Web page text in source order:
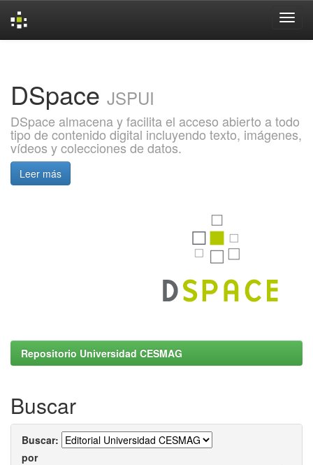
DSpace JSPUI
DSpace almacena y facilita el acceso abierto a todo
tipo de contenido digital incluyendo texto, imágenes,
vídeos y colecciones de datos.
Leer más
Repositorio Universidad CESMAG
Buscar
Buscar:
por